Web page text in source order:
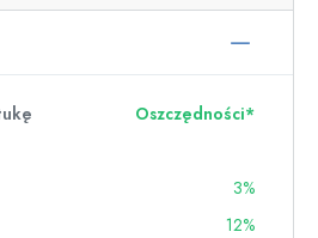
Oszczędności*
3%
12%